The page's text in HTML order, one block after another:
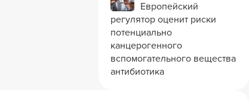
Европейский
регулятор оценит риски
потенциально
канцерогенного
вспомогательного вещества
антибиотика